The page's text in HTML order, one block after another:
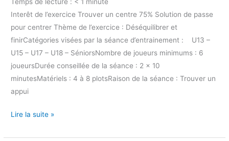
Interêt de l’exercice Trouver un centre 75% Solution de passe
pour centrer Thème de l’exercice : Déséquilibrer et
finirCatégories visées par la séance d’entrainement : U13 –
U15 – U17 – U18 – SéniorsNombre de joueurs minimums : 6
joueursDurée conseillée de la séance : 2 x 10
minutesMatériels : 4 à 8 plotsRaison de la séance : Trouver un
appui
Lire la suite »